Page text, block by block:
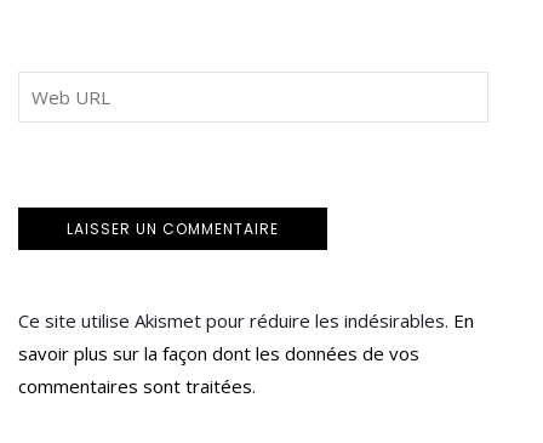
Ce site utilise Akismet pour réduire les indésirables. En
savoir plus sur la façon dont les données de vos
commentaires sont traitées.